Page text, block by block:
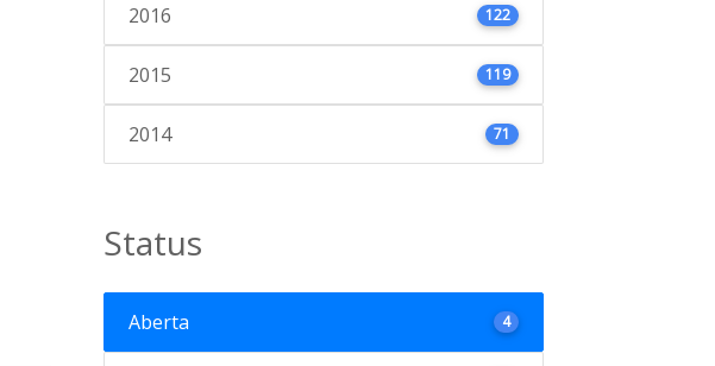
2016 122
2015 119
2014 71
Status
Aberta 4